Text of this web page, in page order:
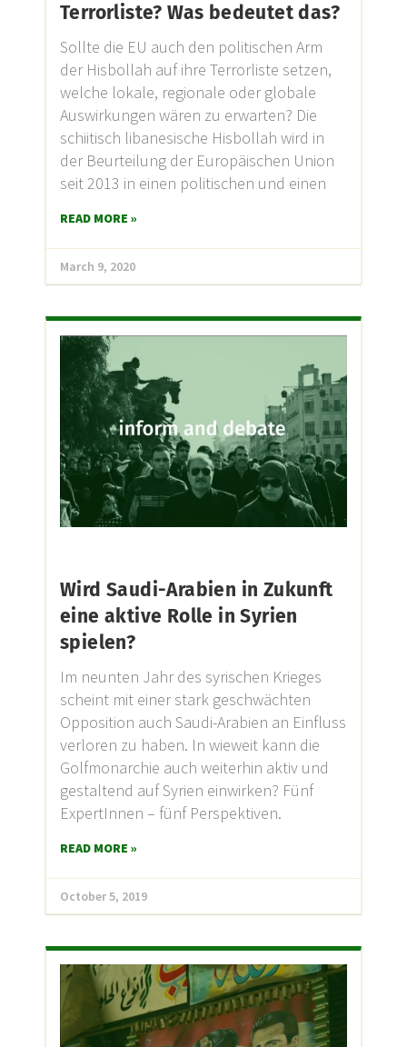
Terrorliste? Was bedeutet das?
Sollte die EU auch den politischen Arm
der Hisbollah auf ihre Terrorliste setzen,
welche lokale, regionale oder globale
Auswirkungen wären zu erwarten? Die
schiitisch libanesische Hisbollah wird in
der Beurteilung der Europäischen Union
seit 2013 in einen politischen und einen
READ MORE »
March 9, 2020
Wird Saudi-Arabien in Zukunft
eine aktive Rolle in Syrien
spielen?
Im neunten Jahr des syrischen Krieges
scheint mit einer stark geschwächten
Opposition auch Saudi-Arabien an Einfluss
verloren zu haben. In wieweit kann die
Golfmonarchie auch weiterhin aktiv und
gestaltend auf Syrien einwirken? Fünf
ExpertInnen – fünf Perspektiven.
READ MORE »
October 5, 2019